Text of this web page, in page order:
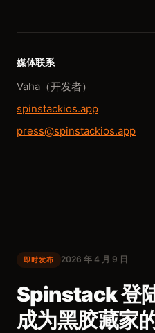
媒体联系
Vaha（开发者）
spinstackios.app
press@spinstackios.app
即时发布 2026 年 4 月 9 日
Spinstack 登
成为黑胶藏家